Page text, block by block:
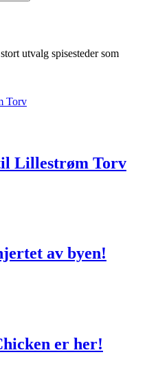
utvalg spisesteder som
Lillestrøm Torv
av byen!
er her!